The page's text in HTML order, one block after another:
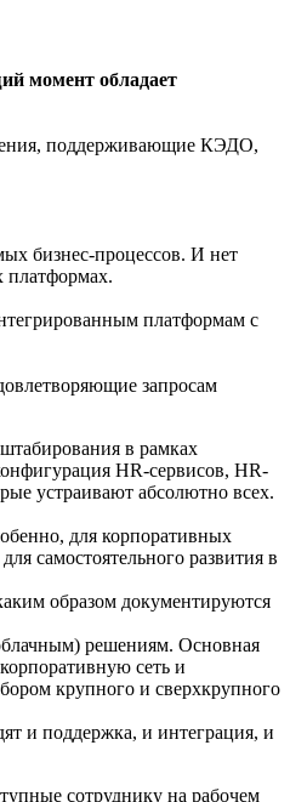
момент обладает
поддерживающие КЭДО,
бизнес-процессов. И нет
платформах.
платформам с
запросам
в рамках
HR-сервисов, HR-
устраивают абсолютно всех.
для корпоративных
самостоятельного развития в
образом документируются
решениям. Основная
сеть и
крупного и сверхкрупного
и поддержка, и интеграция, и
сотруднику на рабочем